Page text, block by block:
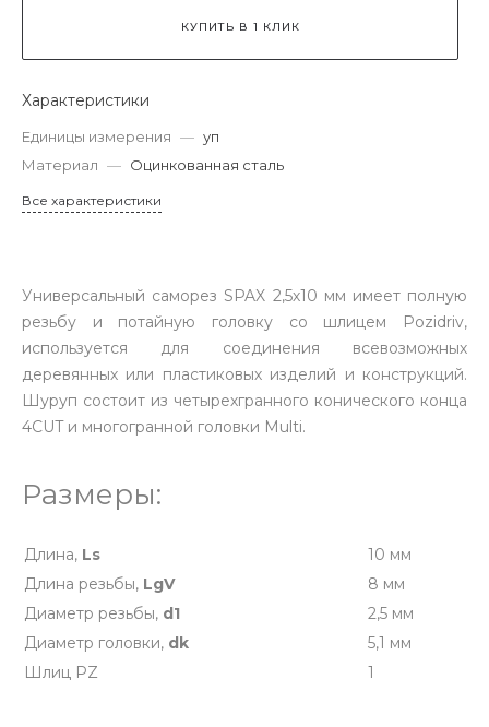
КУПИТЬ В 1 КЛИК
Характеристики
Единицы измерения — уп
Материал — Оцинкованная сталь
Все характеристики
Универсальный саморез SPAX 2,5х10 мм имеет полную
резьбу и потайную головку со шлицем Pozidriv,
используется для соединения всевозможных
деревянных или пластиковых изделий и конструкций.
Шуруп состоит из четырехгранного конического конца
4CUT и многогранной головки Multi.
Размеры:
Длина, Ls
10 мм
Длина резьбы, LgV
8 мм
Диаметр резьбы, d1
2,5 мм
Диаметр головки, dk
5,1 мм
Шлиц PZ
1